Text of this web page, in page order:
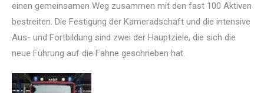
einen gemeinsamen Weg zusammen mit den fast 100 Aktiven
bestreiten. Die Festigung der Kameradschaft und die intensive
Aus- und Fortbildung sind zwei der Hauptziele, die sich die
neue Führung auf die Fahne geschrieben hat.